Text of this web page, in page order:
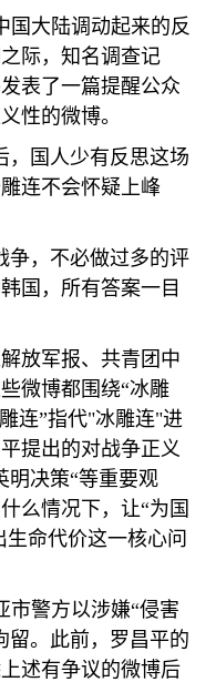
国大陆调动起来的反
际，知名调查记
表了一篇提醒公众
性的微博。
，国人少有反思这场
连不会怀疑上峰
争，不必做过多的评
国，所有答案一目
放军报、共青团中
微博都围绕“冰雕
连”指代"冰雕连"进
提出的对战争正义
明决策“等重要观
么情况下，让“为国
命代价这一核心问
市警方以涉嫌“侵害
留。此前，罗昌平的
述有争议的微博后